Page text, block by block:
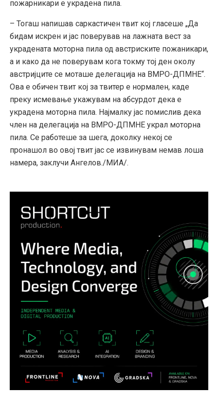
пожарникари е украдена пила.
– Тогаш напишав саркастичен твит кој гласеше „Да
бидам искрен и јас поверував на лажната вест за
украдената моторна пила од австриските пожаникари,
а и како да не поверувам кога токму тој ден околу
австријците се моташе делегација на ВМРО-ДПМНЕ“.
Ова е обичен твит кој за твитер е нормален, каде
преку исмевање укажувам на абсурдот дека е
украдена моторна пила. Најмалку јас помислив дека
член на делегација на ВМРО-ДПМНЕ украл моторна
пила. Се работеше за шега, доколку некој се
пронашол во овој твит јас се извинувам немав лоша
намера, заклучи Ангелов./МИА/.